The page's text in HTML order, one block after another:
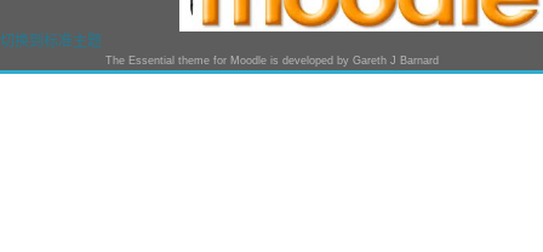
切换到标准主题
The Essential theme for Moodle is developed by Gareth J Barnard